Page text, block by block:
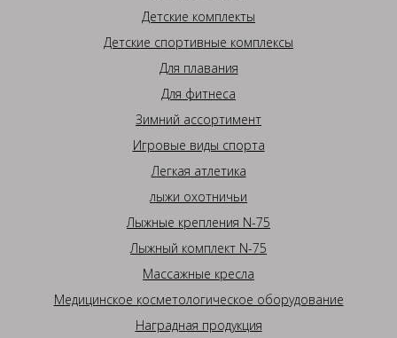
Детские комплекты
Детские спортивные комплексы
Для плавания
Для фитнеса
Зимний ассортимент
Игровые виды спорта
Легкая атлетика
лыжи охотничьи
Лыжные крепления N-75
Лыжный комплект N-75
Массажные кресла
Медицинское косметологическое оборудование
Наградная продукция